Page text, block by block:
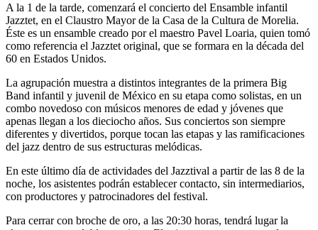
A la 1 de la tarde, comenzará el concierto del Ensamble infantil
Jazztet, en el Claustro Mayor de la Casa de la Cultura de Morelia.
Éste es un ensamble creado por el maestro Pavel Loaria, quien tomó
como referencia el Jazztet original, que se formara en la década del
60 en Estados Unidos.
La agrupación muestra a distintos integrantes de la primera Big
Band infantil y juvenil de México en su etapa como solistas, en un
combo novedoso con músicos menores de edad y jóvenes que
apenas llegan a los dieciocho años. Sus conciertos son siempre
diferentes y divertidos, porque tocan las etapas y las ramificaciones
del jazz dentro de sus estructuras melódicas.
En este último día de actividades del Jazztival a partir de las 8 de la
noche, los asistentes podrán establecer contacto, sin intermediarios,
con productores y patrocinadores del festival.
Para cerrar con broche de oro, a las 20:30 horas, tendrá lugar la